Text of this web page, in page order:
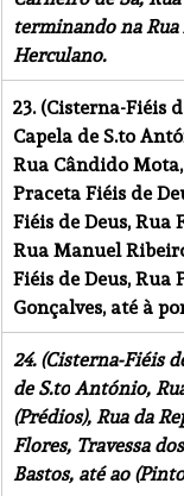
terminando na
Herculano.
23. (Cisterna-Fiéis
Capela de S.to
Rua Cândido
Praceta Fiéis de
Fiéis de Deus, Rua
Rua Manuel
Fiéis de Deus, Rua
Gonçalves, até à
24. (Cisterna-Fiéis
de S.to António,
(Prédios), Rua da
Flores, Travessa
Bastos, até ao